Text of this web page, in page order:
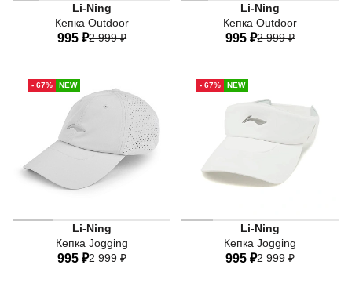
Li-Ning
Кепка Outdoor
995 ₽2 999 ₽
One-size
Li-Ning
Кепка Outdoor
995 ₽2 999 ₽
One-size
- 67% NEW
Li-Ning
Кепка Jogging
995 ₽2 999 ₽
- 67% NEW
Li-Ning
Кепка Jogging
995 ₽2 999 ₽